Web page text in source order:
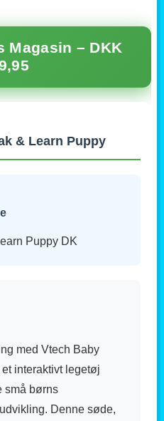
Magasin – DKK
& Learn Puppy
Puppy DK
med Vtech Baby
interaktivt legetøj
små børns
Denne søde,